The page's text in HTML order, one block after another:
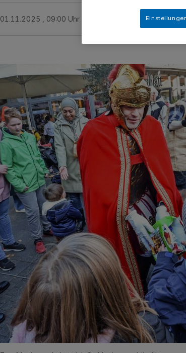
01.11.2025 , 09:00 Uhr 2 Minuten Lesezeit